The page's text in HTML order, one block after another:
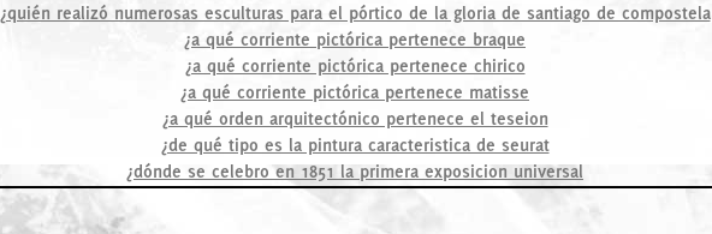
¿quién realizó numerosas esculturas para el pórtico de la gloria de santiago de compostela
¿a qué corriente pictórica pertenece braque
¿a qué corriente pictórica pertenece chirico
¿a qué corriente pictórica pertenece matisse
¿a qué orden arquitectónico pertenece el teseion
¿de qué tipo es la pintura caracteristica de seurat
¿dónde se celebro en 1851 la primera exposicion universal